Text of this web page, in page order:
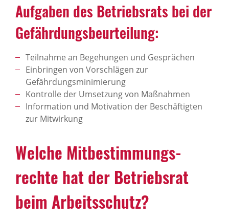
Aufgaben des Betriebs­rats bei der
Gefähr­dungs­be­ur­tei­lung:
Teilnahme an Begehungen und Gesprächen
Einbringen von Vorschlägen zur
Gefährdungsminimierung
Kontrolle der Umsetzung von Maßnahmen
Information und Motivation der Beschäftigten
zur Mitwirkung
Welche Mitbe­stim­mungs­
rechte hat der Betriebsrat
beim Arbeits­schutz?